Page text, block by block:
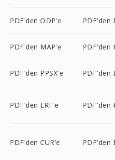
PDF'den ODP'e PDF'den
PDF'den MAP'e PDF'den
PDF'den PPSX'e PDF'den
PDF'den LRF'e PDF'den
PDF'den CUR'e PDF'den